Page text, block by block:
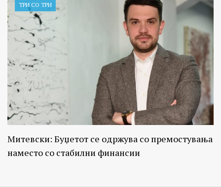
ТРИ СО ТРИ
Митевски: Буџетот се одржува со премостувања
наместо со стабилни финансии